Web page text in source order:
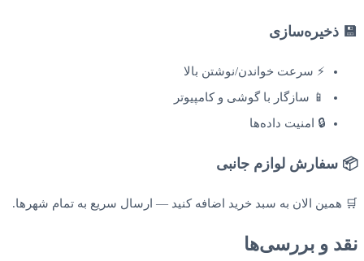
💾 ذخیره‌سازی
⚡ سرعت خواندن/نوشتن بالا
📱 سازگار با گوشی و کامپیوتر
🔒 امنیت داده‌ها
📦 سفارش لوازم جانبی
🛒 همین الان به سبد خرید اضافه کنید — ارسال سریع به تمام شهرها.
نقد و بررسی‌ها